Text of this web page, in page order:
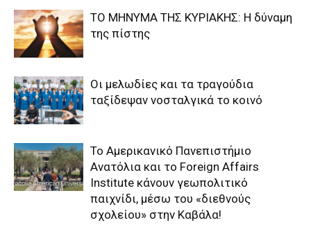
ΤΟ ΜΗΝΥΜΑ ΤΗΣ ΚΥΡΙΑΚΗΣ: Η δύναμη
της πίστης
Οι μελωδίες και τα τραγούδια
ταξίδεψαν νοσταλγικά το κοινό
Το Αμερικανικό Πανεπιστήμιο
Ανατόλια και το Foreign Affairs
Institute κάνουν γεωπολιτικό
παιχνίδι, μέσω του «διεθνούς
σχολείου» στην Καβάλα!